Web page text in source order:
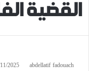
القضية
abdellatif fadouach
2025